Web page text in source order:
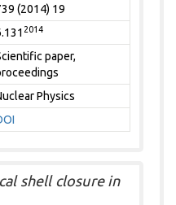
(2014) 19
2014
paper,
Physics
shell closure in